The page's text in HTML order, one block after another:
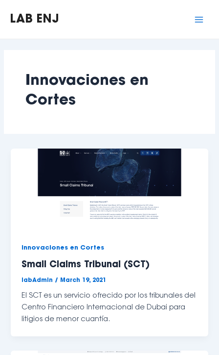
LAB ENJ
Innovaciones en
Cortes
Innovaciones en Cortes
Small Claims Tribunal (SCT)
labAdmin / March 19, 2021
El SCT es un servicio ofrecido por los tribunales del
Centro Financiero Internacional de Dubai para
litigios de menor cuantía.